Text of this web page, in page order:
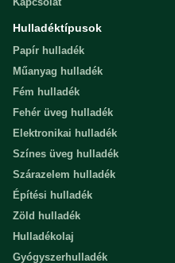
Hulladéktípusok
Papír hulladék
Műanyag hulladék
Fém hulladék
Fehér üveg hulladék
Elektronikai hulladék
Színes üveg hulladék
Szárazelem hulladék
Építési hulladék
Zöld hulladék
Hulladékolaj
Gyógyszerhulladék